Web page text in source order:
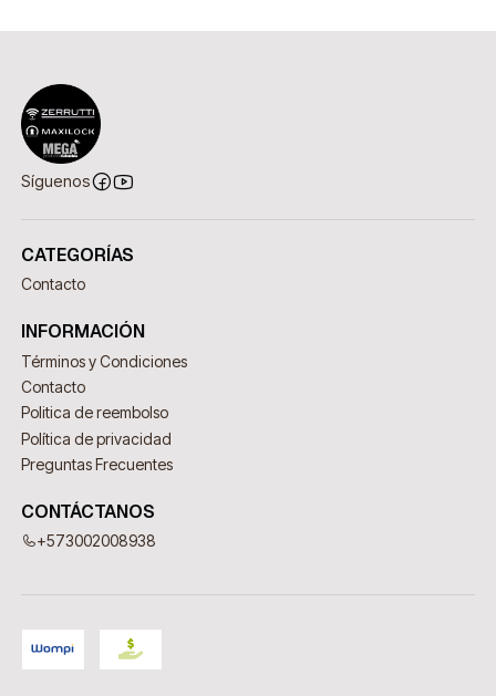
Síguenos
CATEGORÍAS
Contacto
INFORMACIÓN
Términos y Condiciones
Contacto
Politica de reembolso
Política de privacidad
Preguntas Frecuentes
CONTÁCTANOS
+573002008938